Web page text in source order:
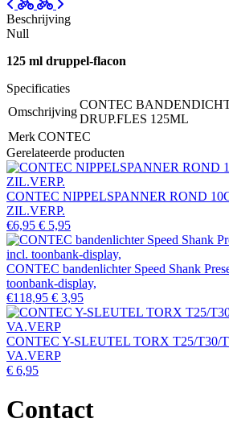
Beschrijving
Null
125 ml druppel-flacon
Specificaties
Omschrijving
CONTEC
DRUP.FLES 125ML
MerkCONTEC
Gerelateerde producten
CONTEC NIPPELSPANNER ROND
ZIL.VERP.
€6,95 € 5,95
CONTEC bandenlichter Speed Shank
toonbank-display,
€118,95 € 3,95
CONTEC Y-SLEUTEL TORX T25/T30/
VA.VERP
€ 6,95
Contact